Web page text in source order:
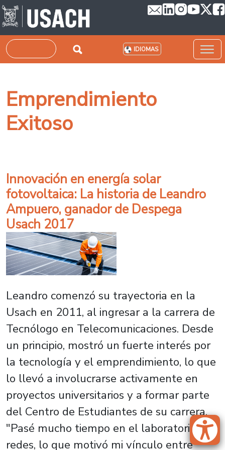
Pasar al contenido principal
Buscar IDIOMAS
Emprendimiento
Exitoso
Innovación en energía solar
fotovoltaica: La historia de Leandro
Ampuero, ganador de Despega
Usach 2017
Leandro comenzó su trayectoria en la
Usach en 2011, al ingresar a la carrera de
Tecnólogo en Telecomunicaciones. Desde
un principio, mostró un fuerte interés por
la tecnología y el emprendimiento, lo que
lo llevó a involucrarse activamente en
proyectos universitarios y a formar parte
del Centro de Estudiantes de su carrera.
"Pasé mucho tiempo en el laboratorio de
redes, lo que motivó mi vínculo entre